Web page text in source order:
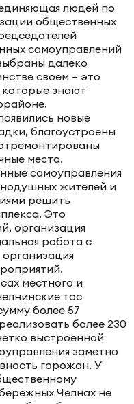
людей по
общественных
самоуправлений
далеко
своем – это
знают
новые
благоустроены
места.
самоуправления
жителей и
решить
Это
организация
работа с
местного и
тос
более 57
более 230
выстроенной
заметно
горожан. У
Челнах не